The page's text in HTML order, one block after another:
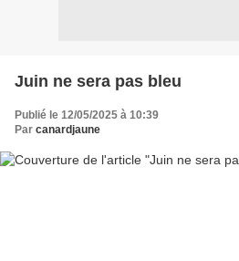
Juin ne sera pas bleu
Publié le 12/05/2025 à 10:39
Par canardjaune